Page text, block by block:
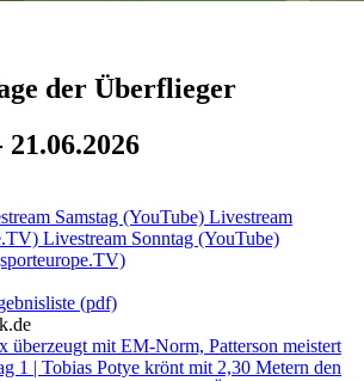
der Überflieger
21.06.2026
Samstag (YouTube) Livestream
Livestream Sonntag (YouTube)
(pdf)
überzeugt mit EM-Norm, Patterson meistert
1 | Tobias Potye krönt mit 2,30 Metern den